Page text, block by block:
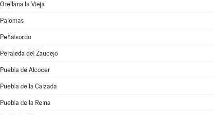
Orellana la Vieja
Palomas
Peñalsordo
Peraleda del Zaucejo
Puebla de Alcocer
Puebla de la Calzada
Puebla de la Reina